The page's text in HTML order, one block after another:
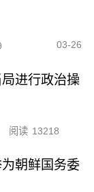
03-26
进行政治操
阅读 13218
朝鲜国务委